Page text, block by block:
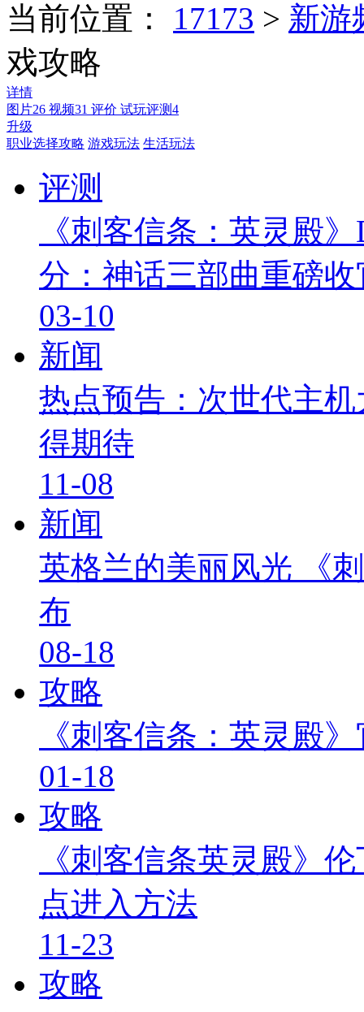
当前位置： 17173 > 新游
戏攻略
详情
图片26 视频31 评价 试玩评测4
升级
职业选择攻略 游戏玩法 生活玩法
评测
《刺客信条：英灵殿
分：神话三部曲重磅收
03-10
新闻
热点预告：次世代主
得期待
11-08
新闻
英格兰的美丽风光 《
布
08-18
攻略
《刺客信条：英灵殿
01-18
攻略
《刺客信条英灵殿》
点进入方法
11-23
攻略